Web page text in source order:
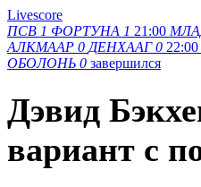
Livescore
ПСВ 1 ФОРТУНА 1 21:00
АЛКМААР 0 ДЕНХААГ 0 22:00
ОБОЛОНЬ 0 завершился
Дэвид
вариант с